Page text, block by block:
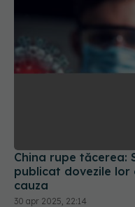
30 apr 2025, 22:14